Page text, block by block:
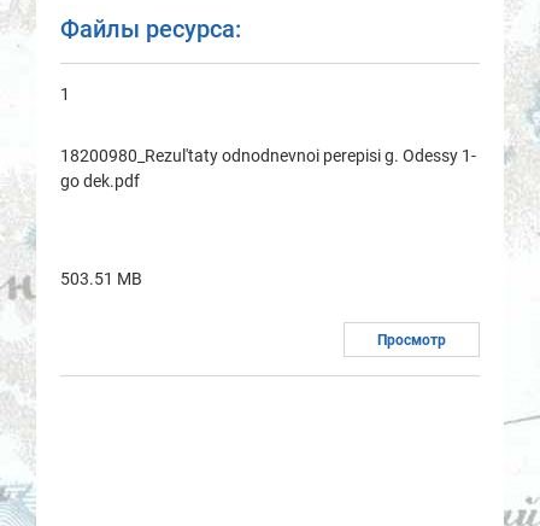
Файлы ресурса:
1
18200980_Rezul'taty odnodnevnoi perepisi g. Odessy 1-
go dek.pdf
503.51 MB
Просмотр